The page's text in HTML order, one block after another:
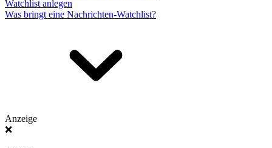
Watchlist anlegen
Was bringt eine Nachrichten-Watchlist?
Anzeige
❌